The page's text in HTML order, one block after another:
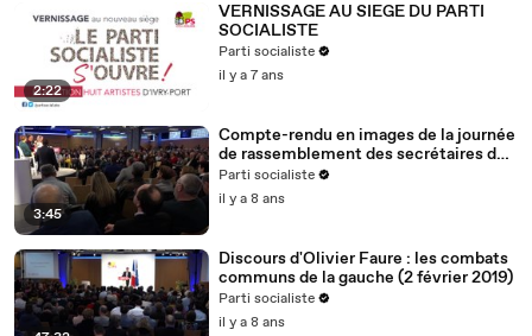
2:22
VERNISSAGE AU SIEGE DU PARTI
SOCIALISTE
Parti socialiste
il y a 7 ans
3:45
Compte-rendu en images de la journée
de rassemblement des secrétaires de
section (2.2.19)
Parti socialiste
il y a 8 ans
Discours d'Olivier Faure : les combats
communs de la gauche (2 février 2019)
Parti socialiste
il y a 8 ans